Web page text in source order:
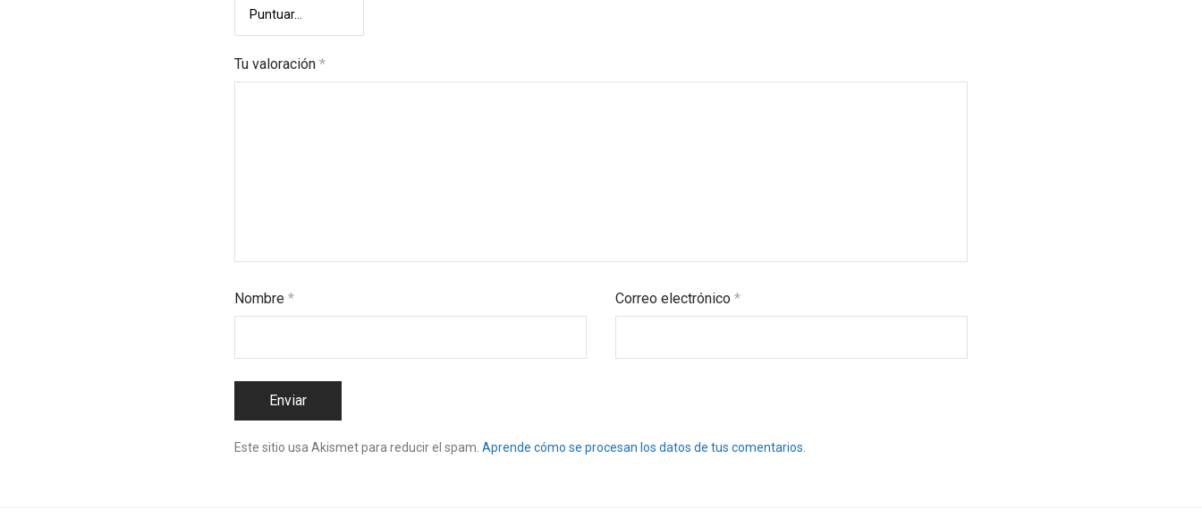
Tu valoración *
Nombre * Correo electrónico*
Este sitio usa Akismet para reducir el spam. Aprende cómo se procesan los datos de tus comentarios.